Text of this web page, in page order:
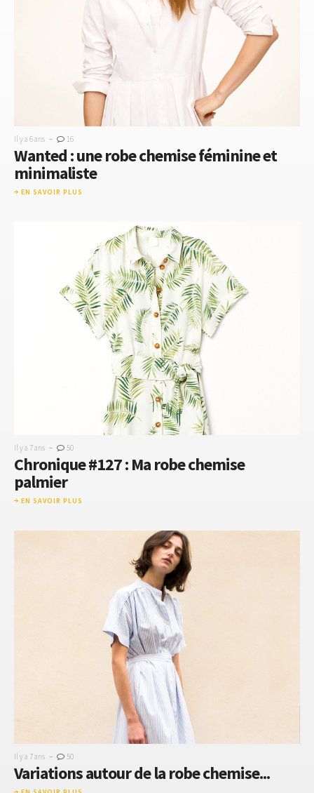
Il y a 6 ans - 16
Wanted : une robe chemise féminine et
minimaliste
EN SAVOIR PLUS
Il y a 7 ans - 50
Chronique #127 : Ma robe chemise
palmier
EN SAVOIR PLUS
Il y a 7 ans - 50
Variations autour de la robe chemise...